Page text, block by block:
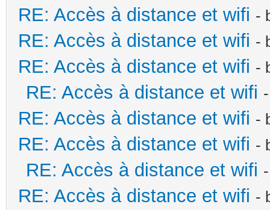
RE: Accès à distance et wifi -
RE: Accès à distance et wifi -
RE: Accès à distance et wifi -
RE: Accès à distance et wifi
RE: Accès à distance et wifi -
RE: Accès à distance et wifi -
RE: Accès à distance et wifi
RE: Accès à distance et wifi -